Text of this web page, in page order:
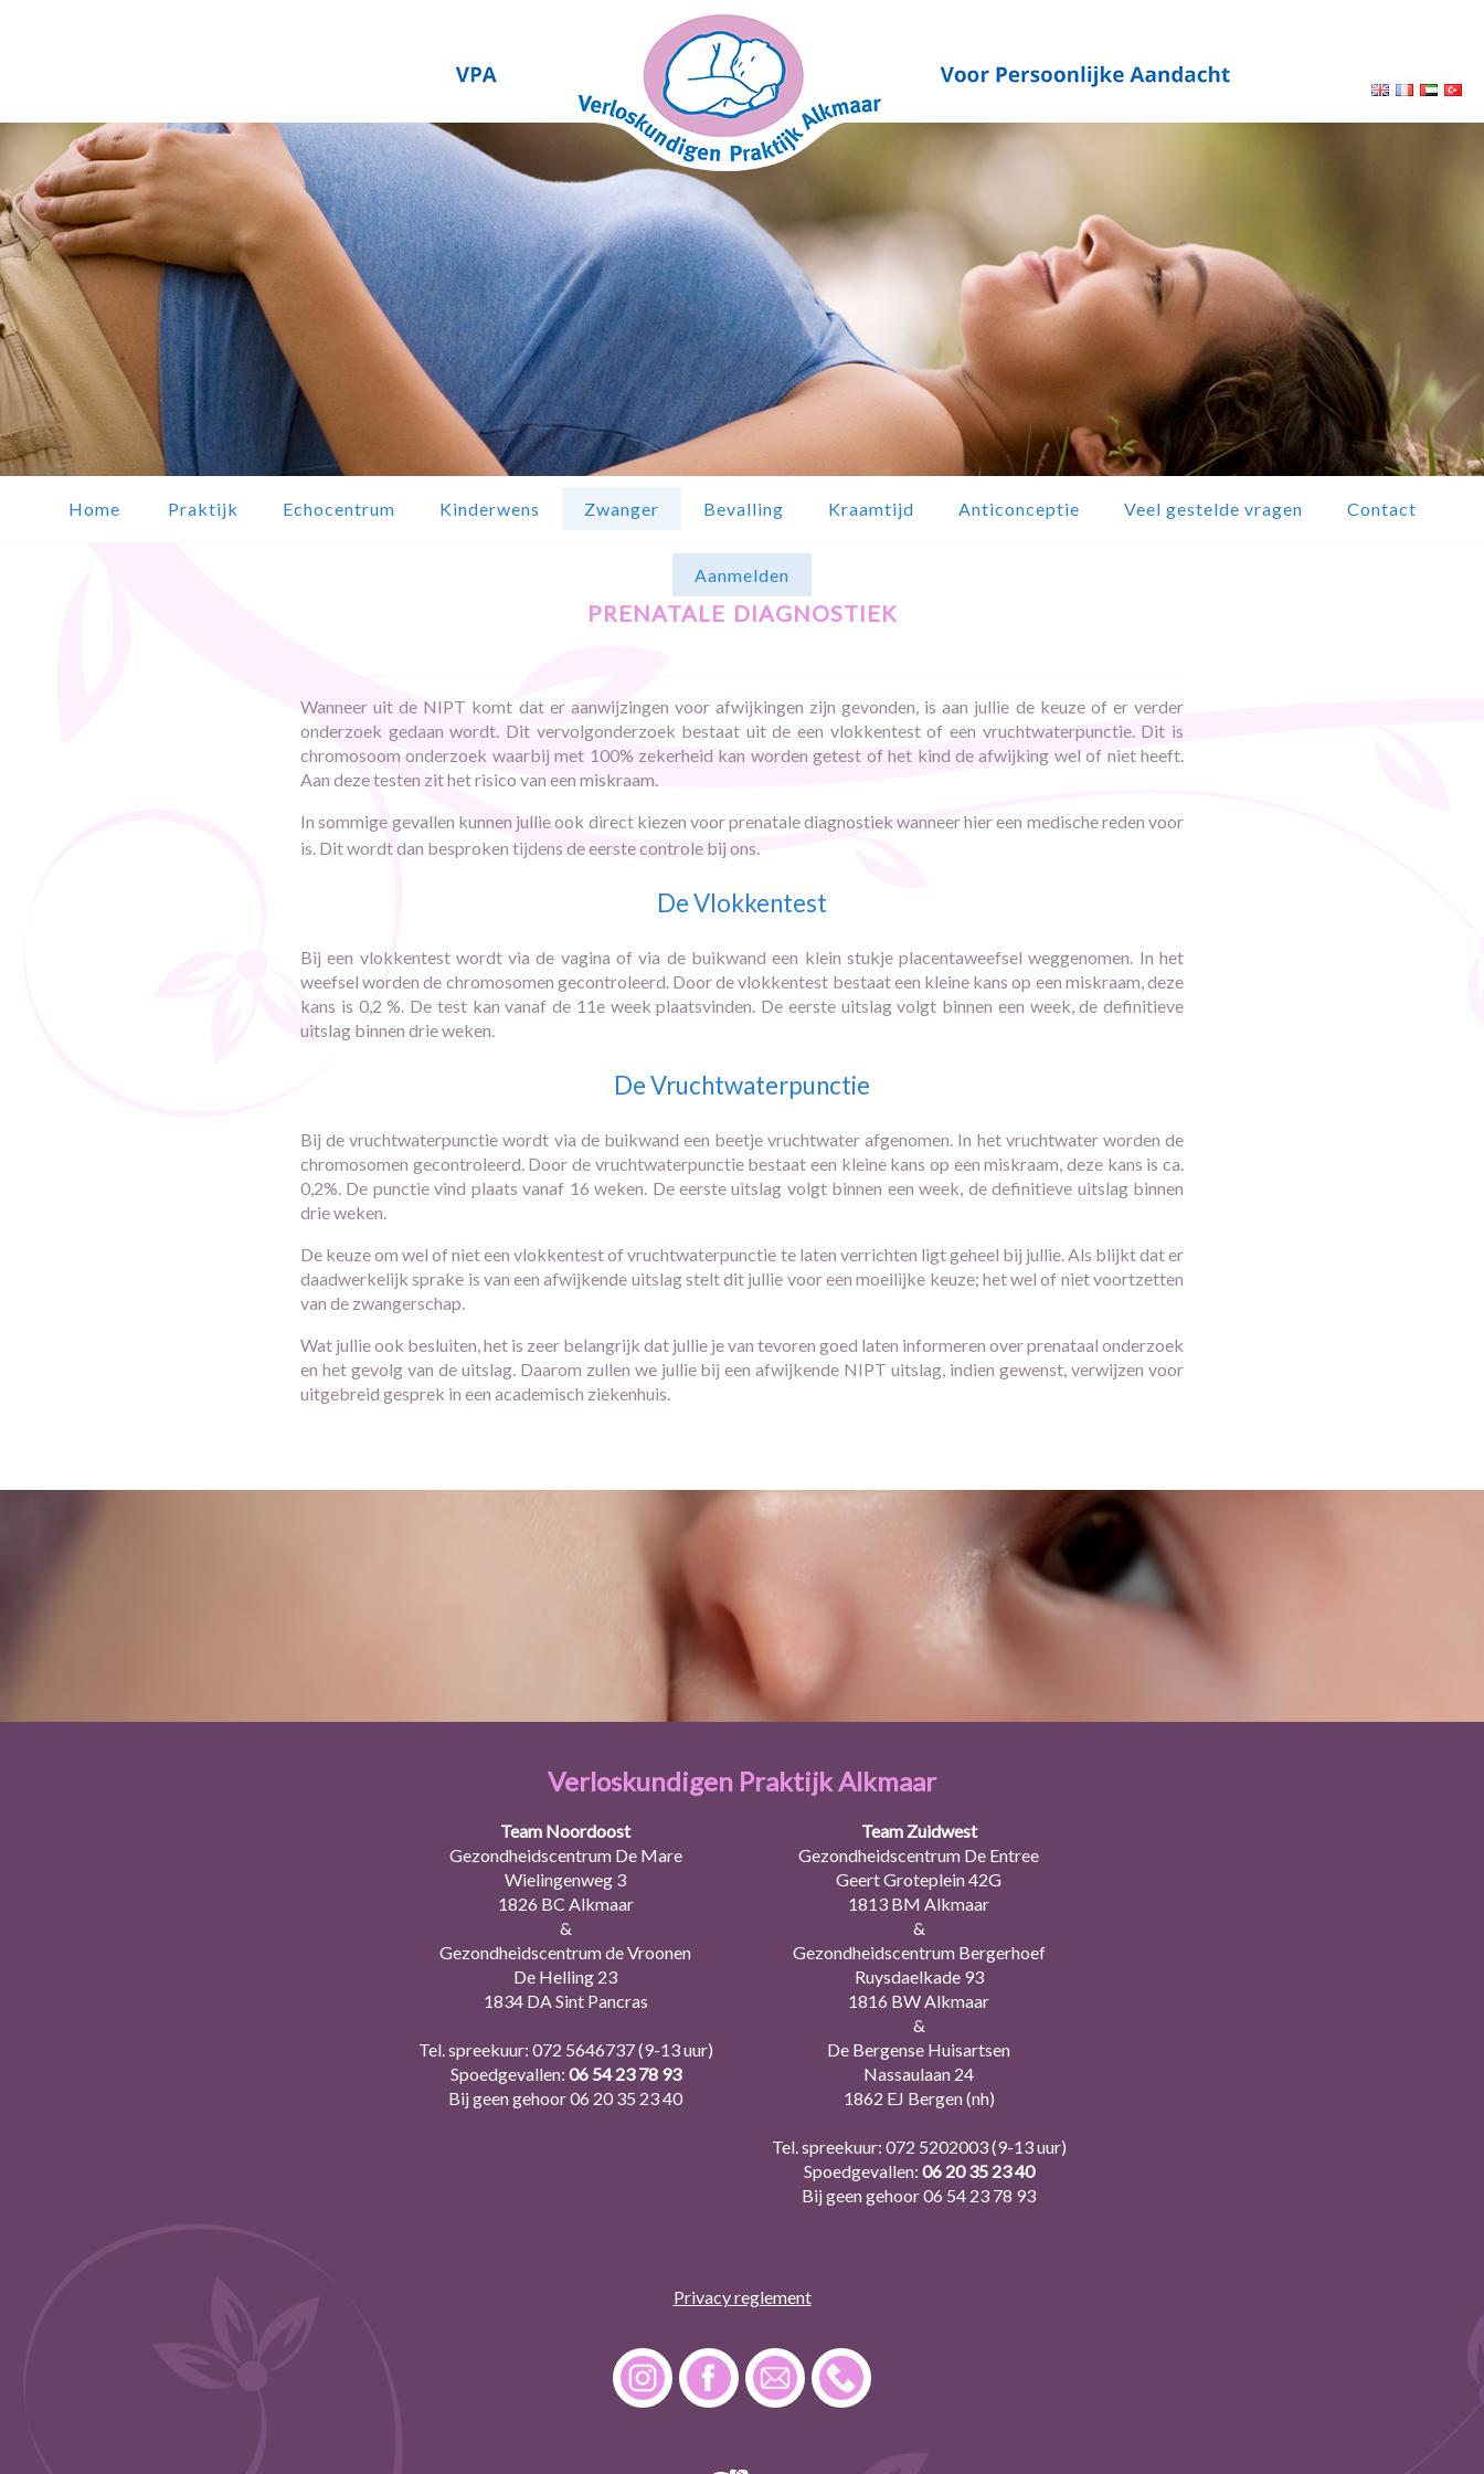
Home Praktijk Echocentrum Kinderwens Zwanger Bevalling Kraamtijd Anticonceptie Veel gestelde vragen Contact
Aanmelden
prenatale diagnostiek
Wanneer uit de NIPT komt dat er aanwijzingen voor afwijkingen zijn gevonden, is aan jullie de keuze of er verder
onderzoek gedaan wordt. Dit vervolgonderzoek bestaat uit de een vlokkentest of een vruchtwaterpunctie. Dit is
chromosoom onderzoek waarbij met 100% zekerheid kan worden getest of het kind de afwijking wel of niet heeft.
Aan deze testen zit het risico van een miskraam.
In sommige gevallen kunnen jullie ook direct kiezen voor prenatalediagnostiek wanneer hier een medische reden voor
is. Dit wordt dan besproken tijdens de eerste controle bij ons.
De Vlokkentest
Bij een vlokkentest wordt via de vagina of via de buikwand een klein stukje placentaweefsel weggenomen. In het
weefsel worden de chromosomen gecontroleerd. Door de vlokkentest bestaat een kleine kans op een miskraam, deze
kans is 0,2 %. De test kan vanaf de 11e week plaatsvinden. De eerste uitslag volgt binnen een week, de definitieve
uitslag binnen drie weken.
De Vruchtwaterpunctie
Bij de vruchtwaterpunctie wordt via de buikwand een beetje vruchtwater afgenomen. In het vruchtwater worden de
chromosomen gecontroleerd. Door de vruchtwaterpunctie bestaat een kleine kans op een miskraam, deze kans is ca.
0,2%. De punctie vind plaats vanaf 16 weken. De eerste uitslag volgt binnen een week, de definitieve uitslag binnen
drie weken.
De keuze om wel of niet een vlokkentest of vruchtwaterpunctie te laten verrichten ligt geheel bij jullie. Als blijkt dat er
daadwerkelijk sprake is van een afwijkende uitslag stelt dit jullie voor een moeilijke keuze; het wel of niet voortzetten
van de zwangerschap.
Wat jullie ook besluiten, het is zeer belangrijk dat jullie je van tevoren goed laten informeren over prenataal onderzoek
en het gevolg van de uitslag. Daarom zullen we jullie bij een afwijkende NIPT uitslag, indien gewenst, verwijzen voor
uitgebreid gesprek in een academisch ziekenhuis.
Verloskundigen Praktijk Alkmaar
Team Noordoost
Gezondheidscentrum De Mare
Wielingenweg 3
1826 BC Alkmaar
&
Gezondheidscentrum de Vroonen
De Helling 23
1834 DA Sint Pancras
Tel. spreekuur: 072 5646737(9-13 uur)
Spoedgevallen: 06 54 23 78 93
Bij geen gehoor06 20 35 23 40
Team Zuidwest
Gezondheidscentrum De Entree
Geert Groteplein 42G
1813 BM Alkmaar
&
Gezondheidscentrum Bergerhoef
Ruysdaelkade 93
1816 BW Alkmaar
&
De Bergense Huisartsen
Nassaulaan 24
1862 EJ Bergen (nh)
Tel. spreekuur: 072 5202003(9-13 uur)
Spoedgevallen: 06 20 35 23 40
Bij geen gehoor06 54 23 78 93
Privacy reglement